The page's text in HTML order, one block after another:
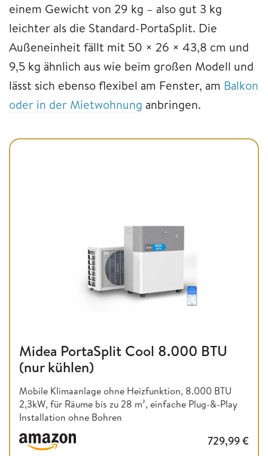
einem Gewicht von 29 kg – also gut 3 kg
leichter als die Standard-PortaSplit. Die
Außeneinheit fällt mit 50 × 26 × 43,8 cm und
9,5 kg ähnlich aus wie beim großen Modell und
lässt sich ebenso flexibel am Fenster, am Balkon
oder in der Mietwohnung anbringen.
Midea PortaSplit Cool 8.000 BTU
(nur kühlen)
Mobile Klimaanlage ohne Heizfunktion, 8.000 BTU
2,3kW, für Räume bis zu 28 m², einfache Plug-&-Play
Installation ohne Bohren
729,99€